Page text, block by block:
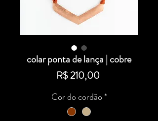
colar ponta de lança | cobre
R$ 210,00Preço
Cor do cordão*